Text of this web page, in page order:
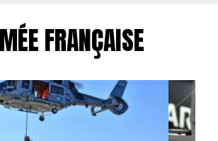
FRANÇAISE